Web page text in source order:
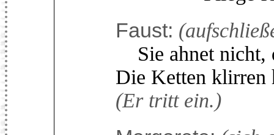
Faust:
Sie ahnet nicht,
Die Ketten klirren
(Er tritt ein.)